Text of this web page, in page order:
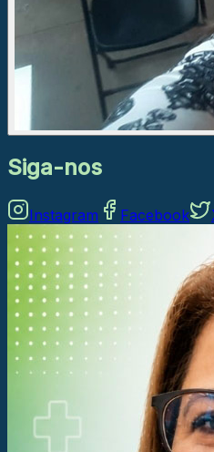
Siga-nos
Instagram Facebook